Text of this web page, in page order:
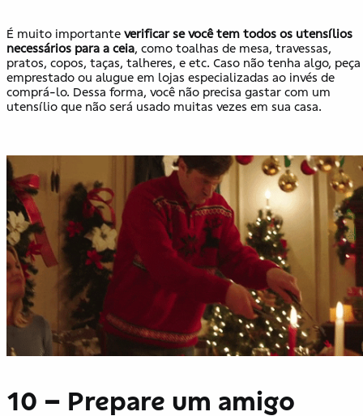
É muito importante verificar se você tem todos os utensílios
necessários para a ceia, como toalhas de mesa, travessas,
pratos, copos, taças, talheres, e etc. Caso não tenha algo, peça
emprestado ou alugue em lojas especializadas ao invés de
comprá-lo. Dessa forma, você não precisa gastar com um
utensílio que não será usado muitas vezes em sua casa.
10 – Prepare um amigo